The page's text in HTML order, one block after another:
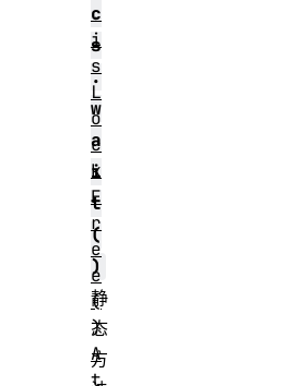
c
s
.
w
a
i
t
(
)
静
态
方
.
i
s
L
o
c
k
F
r
e
e
(
)
A
t